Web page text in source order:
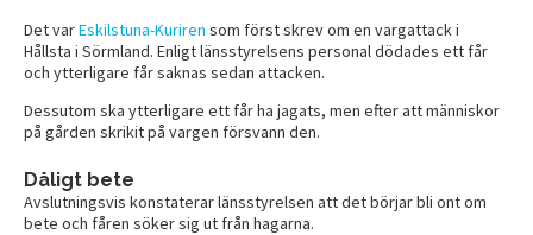
Det varEskilstuna-Kuriren som först skrev om en vargattack i
Hållsta i Sörmland. Enligt länsstyrelsens personal dödades ett får
och ytterligare får saknas sedan attacken.
Dessutom ska ytterligare ett får ha jagats, men efter att människor
på gården skrikit på vargen försvann den.
Dåligt bete
Avslutningsvis konstaterar länsstyrelsen att det börjar bli ont om
bete och fåren söker sig ut från hagarna.